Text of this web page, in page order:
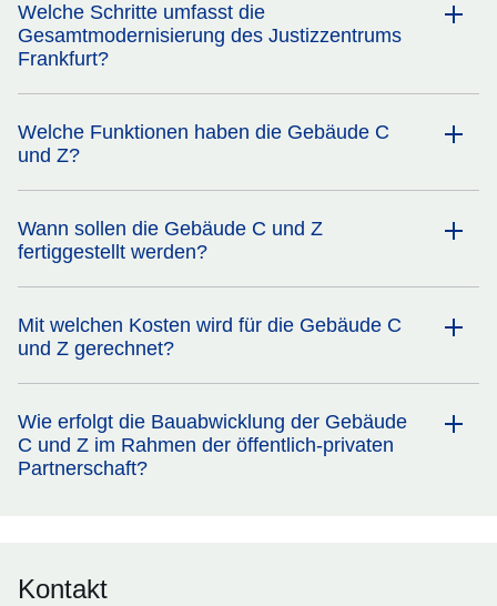
Welche Schritte umfasst die
Gesamtmodernisierung des Justizzentrums
Frankfurt?
Welche Funktionen haben die Gebäude C
und Z?
Wann sollen die Gebäude C und Z
fertiggestellt werden?
Mit welchen Kosten wird für die Gebäude C
und Z gerechnet?
Wie erfolgt die Bauabwicklung der Gebäude
C und Z im Rahmen der öffentlich-privaten
Partnerschaft?
Kontakt